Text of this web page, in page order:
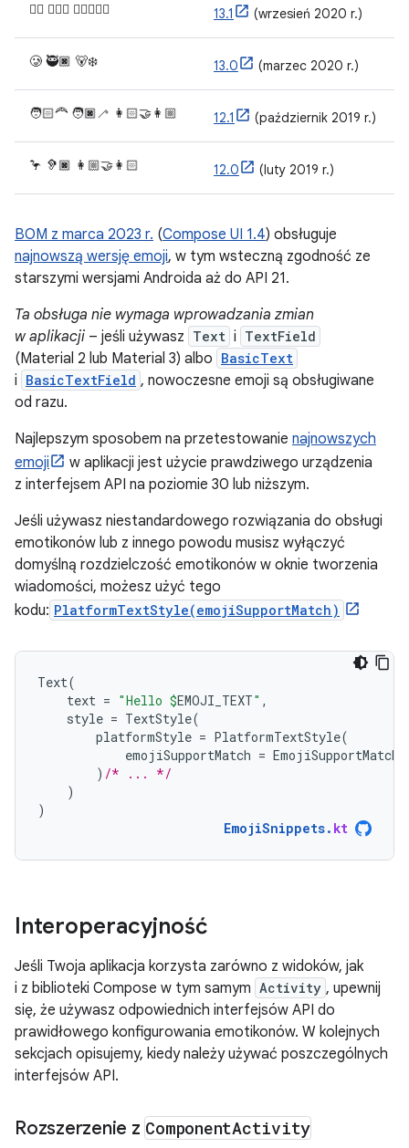
😶‍🌫️ 🧔🏻‍♀️ 🧑🏿‍❤️‍🧑🏾 13.1 (wrzesień 2020 r.)
🥲 🥷🏿 🐻‍❄️ 13.0 (marzec 2020 r.)
🧑🏻‍🦰 🧑🏿‍🦯 👩🏻‍🤝‍👩🏼 12.1 (październik 2019 r.)
🦩 🦻🏿 👩🏼‍🤝‍👩🏻 12.0 (luty 2019 r.)
BOM z marca 2023 r. (Compose UI 1.4) obsługuje
najnowszą wersję emoji, w tym wsteczną zgodność ze
starszymi wersjami Androida aż do API 21.
Ta obsługa nie wymaga wprowadzania zmian
w aplikacji – jeśli używasz Text i TextField
(Material 2 lub Material 3) albo BasicText
i BasicTextField , nowoczesne emoji są obsługiwane
od razu.
Najlepszym sposobem na przetestowanie najnowszych
emoji
w aplikacji jest użycie prawdziwego urządzenia
z interfejsem API na poziomie 30 lub niższym.
Jeśli używasz niestandardowego rozwiązania do obsługi
emotikonów lub z innego powodu musisz wyłączyć
domyślną rozdzielczość emotikonów w oknie tworzenia
wiadomości, możesz użyć tego
kodu: PlatformTextStyle(emojiSupportMatch)
Text(
text = "Hello $EMOJI_TEXT" ,
style = TextStyle(
platformStyle = PlatformTextStyle(
emojiSupportMatch = EmojiSupportMatch
) /* ... */
)
)
EmojiSnippets. kt
Interoperacyjność
Jeśli Twoja aplikacja korzysta zarówno z widoków, jak
i z biblioteki Compose w tym samym Activity , upewnij
się, że używasz odpowiednich interfejsów API do
prawidłowego konfigurowania emotikonów. W kolejnych
sekcjach opisujemy, kiedy należy używać poszczególnych
interfejsów API.
Rozszerzenie z ComponentActivity